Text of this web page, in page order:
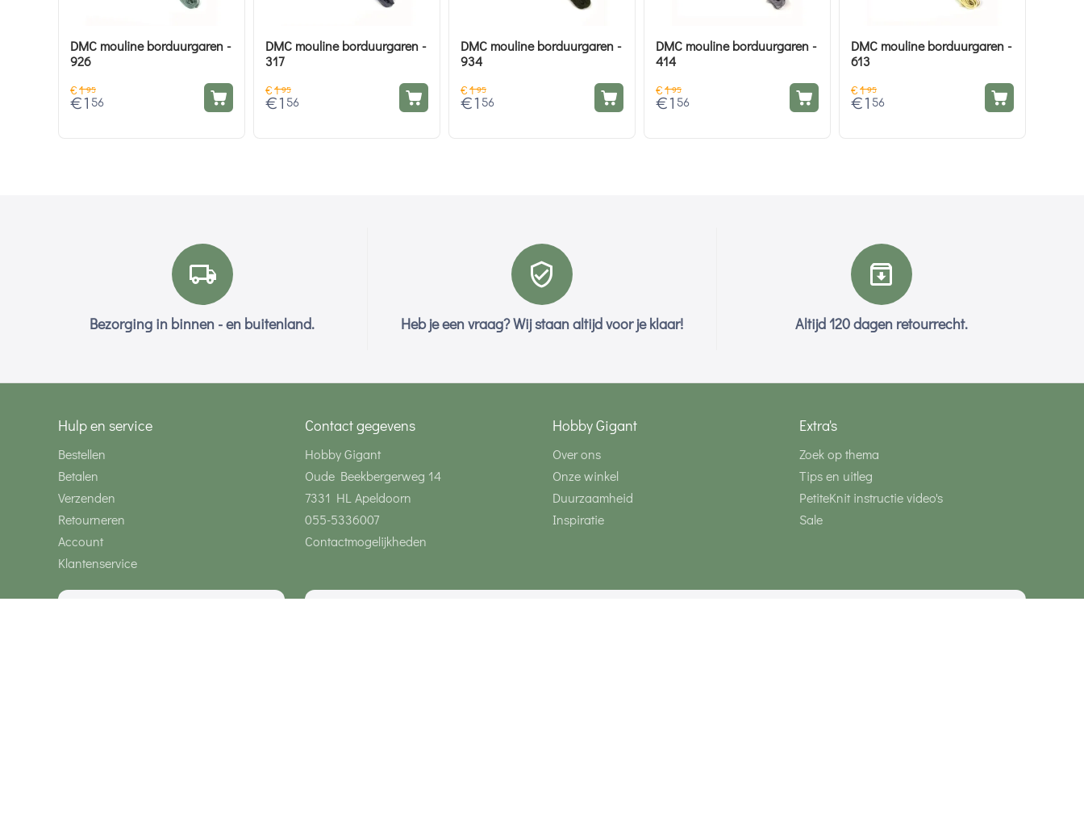
DMC mouline borduurgaren -
926
€1 95
€1 56
DMC mouline borduurgaren -
317
€1 95
€1 56
DMC mouline borduurgaren -
934
€1 95
€1 56
DMC mouline borduurgaren -
414
€1 95
€1 56
DMC mouline borduurgaren -
613
€1 95
€1 56
Bezorging in binnen - en buitenland. Heb je een vraag? Wij staan altijd voor je klaar! Altijd 120 dagen retourrecht.
Hulp en service
Bestellen
Betalen
Verzenden
Retourneren
Account
Klantenservice
Contact gegevens
Hobby Gigant
Oude Beekbergerweg 14
7331 HL Apeldoorn
055-5336007
Contactmogelijkheden
Hobby Gigant
Over ons
Onze winkel
Duurzaamheid
Inspiratie
Extra's
Zoek op thema
Tips en uitleg
PetiteKnit instructie video's
Sale